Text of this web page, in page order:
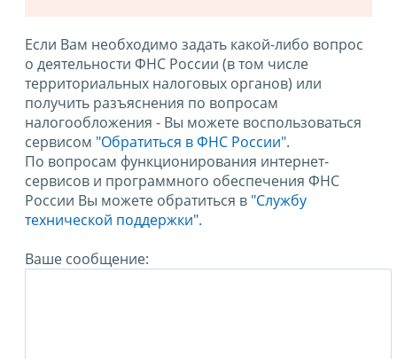
Если Вам необходимо задать какой-либо вопрос
о деятельности ФНС России (в том числе
территориальных налоговых органов) или
получить разъяснения по вопросам
налогообложения - Вы можете воспользоваться
сервисом "Обратиться в ФНС России".
По вопросам функционирования интернет-
сервисов и программного обеспечения ФНС
России Вы можете обратиться в "Службу
технической поддержки".
Ваше сообщение: